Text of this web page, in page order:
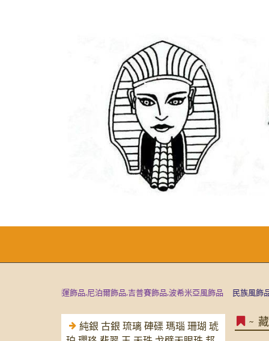
是專業開運飾品,尼泊爾飾品,吉普賽飾品,波希米亞風飾品 民族風飾品,復
純銀 古銀 琉璃 硨磲 瑪瑙 珊瑚 琥
~